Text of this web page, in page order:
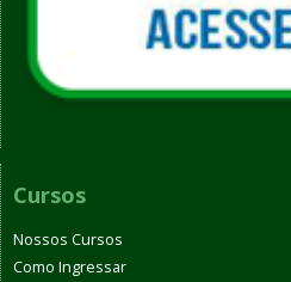
Cursos
Nossos Cursos
Como Ingressar